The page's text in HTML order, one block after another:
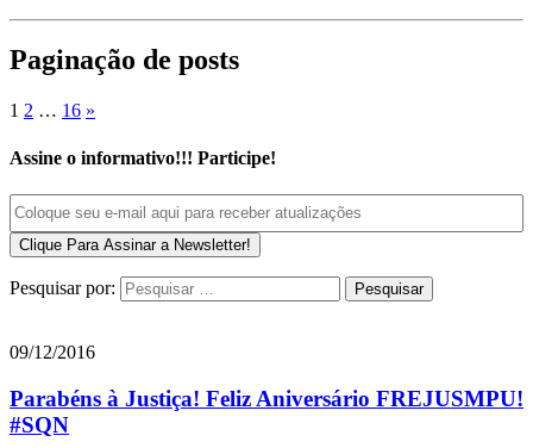
Paginação de posts
1 2 … 16 »
Assine o informativo!!! Participe!
Pesquisar por:
09/12/2016
Parabéns à Justiça! Feliz Aniversário FREJUSMPU!
#SQN